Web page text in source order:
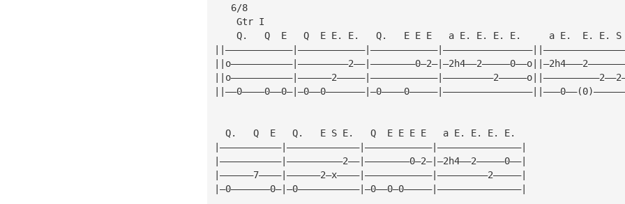
   6/8
    Gtr I
Q.   Q  E   Q  E E. E.   Q.   E E E   a E. E. E. E.     a E.  E. E. S
  Q.   Q  E   Q.   E S E.   Q  E E E E   a E. E. E. E.
|———————————|—————————————|————————————|———————————————|
|———————————|——————————2——|————————0—2—|—2h4——2—————0——|
|——————7————|——————2—x————|————————————|—————————2—————|
|—0———————0—|—0———————————|—0——0—0—————|———————————————|